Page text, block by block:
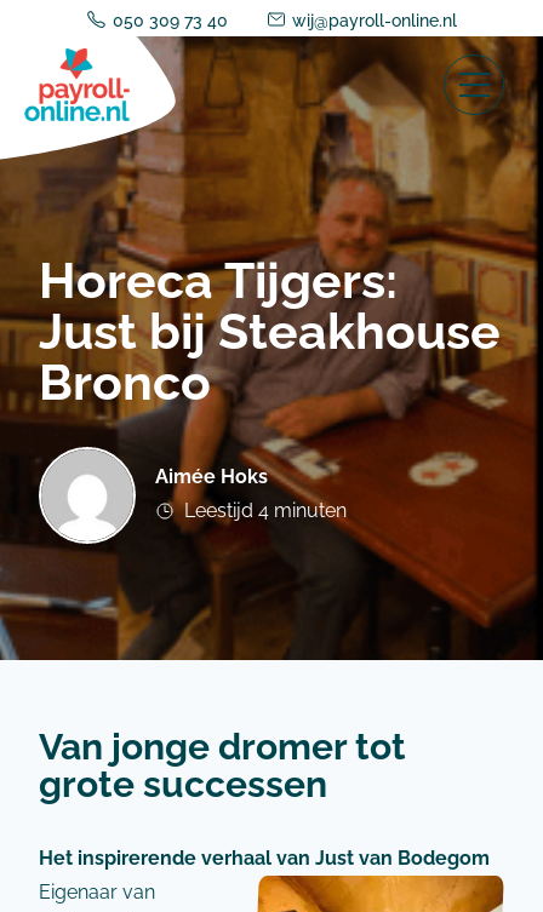
050 309 73 40 wij@payroll-online.nl
Horeca Tijgers:
Just bij Steakhouse
Bronco
Aimée Hoks
Leestijd 4 minuten
Van jonge dromer tot
grote successen
Het inspirerende verhaal van Just van Bodegom
Eigenaar van